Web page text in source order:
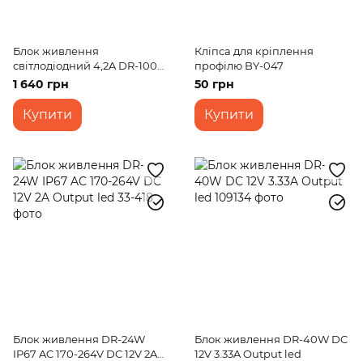
Блок живлення
світлодіодний 4,2A DR-100W
IP67 AC 170-264V DC 24V
1 640 грн
Купити
Кліпса для кріплення
профілю BY-047
50 грн
Купити
Блок живлення DR-24W
IP67 AC 170-264V DC 12V 2A
Блок живлення DR-40W DC
12V 3.33A Output led